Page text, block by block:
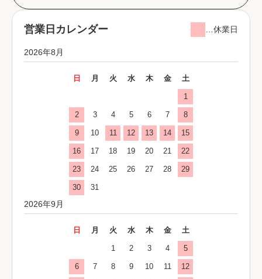
営業日カレンダー …休業日
2026年8月
日 月 火 水 木 金 土
1
2 3 4 5 6 7 8
9 10 11 12 13 14 15
16 17 18 19 20 21 22
23 24 25 26 27 28 29
30 31
2026年9月
日 月 火 水 木 金 土
1 2 3 4 5
6 7 8 9 10 11 12